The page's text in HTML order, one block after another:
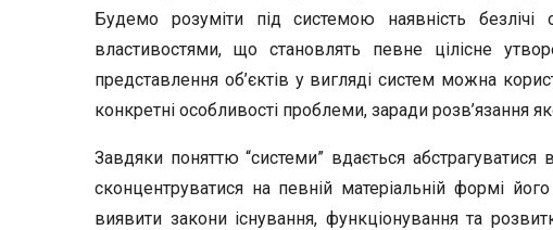
Будемо розуміти під системою наявність
властивостями, що становлять певне цілісне
представлення об’єктів у вигляді систем можна
конкретні особливості проблеми, заради розв’язання
Завдяки поняттю “системи” вдається абстрагуватися
сконцентруватися на певній матеріальній формі
виявити закони існування, функціонування та